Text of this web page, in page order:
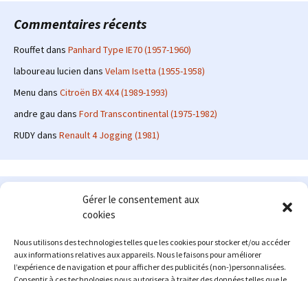
Gérer le consentement aux
cookies
Nous utilisons des technologies telles que les cookies pour stocker et/ou accéder
aux informations relatives aux appareils. Nous le faisons pour améliorer
l’expérience de navigation et pour afficher des publicités (non-)personnalisées.
Commentaires récents
Rouffetdans Panhard Type IE70 (1957-1960)
laboureau lucien dans Velam Isetta (1955-1958)
Menu dans Citroën BX 4X4 (1989-1993)
andre gau dans Ford Transcontinental (1975-1982)
RUDYdans Renault 4 Jogging (1981)
Le site en quelques mots
: passionné d'automobile ancienne depuis de
nombreuses années, j'ai commencé à partager ma passion sur
internet à partir de 2009 au travers d'un blog qui a connu un relatif
succès. Fin 2013, je décide de prendre mon autonomie et me lancer